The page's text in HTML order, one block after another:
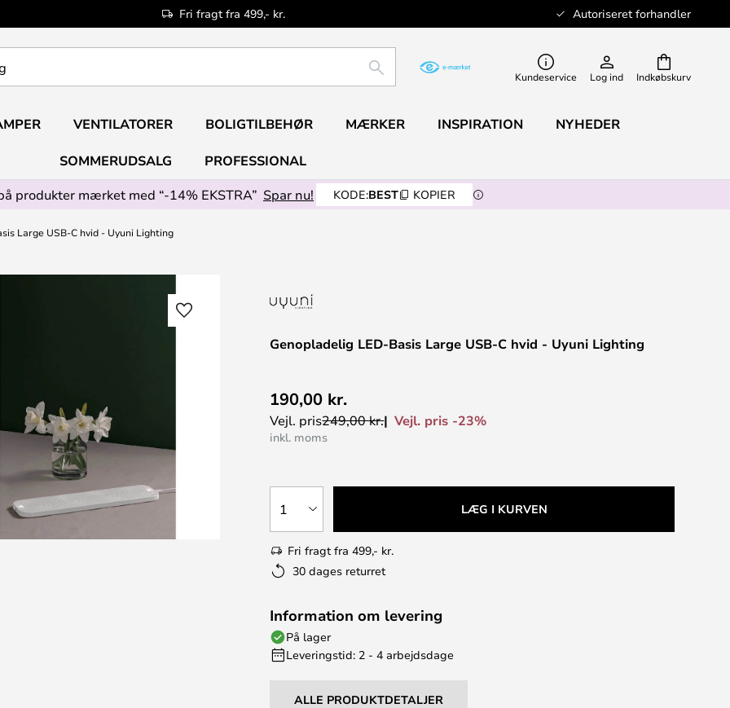
Fri fragt fra 499,- kr. Autoriseret forhandler
Indkøbskurv
SØG Kundeservice Log ind
VENTILATORER BOLIGTILBEHØR MÆRKER INSPIRATION NYHEDER
SOMMERUDSALG
PROFESSIONAL
produkter mærket med “-14% EKSTRA” Spar nu! KODE:BEST KOPIER
Large USB-C hvid - Uyuni Lighting
Genopladelig LED-Basis Large USB-C hvid - Uyuni Lighting
190,00 kr.
Vejl. pris249,00 kr. Vejl. pris -23%
inkl. moms
1 LÆG I KURVEN
Fri fragt fra 499,- kr.
30 dages returret
Information om levering
På lager
Leveringstid: 2 - 4 arbejdsdage
ALLE PRODUKTDETALJER